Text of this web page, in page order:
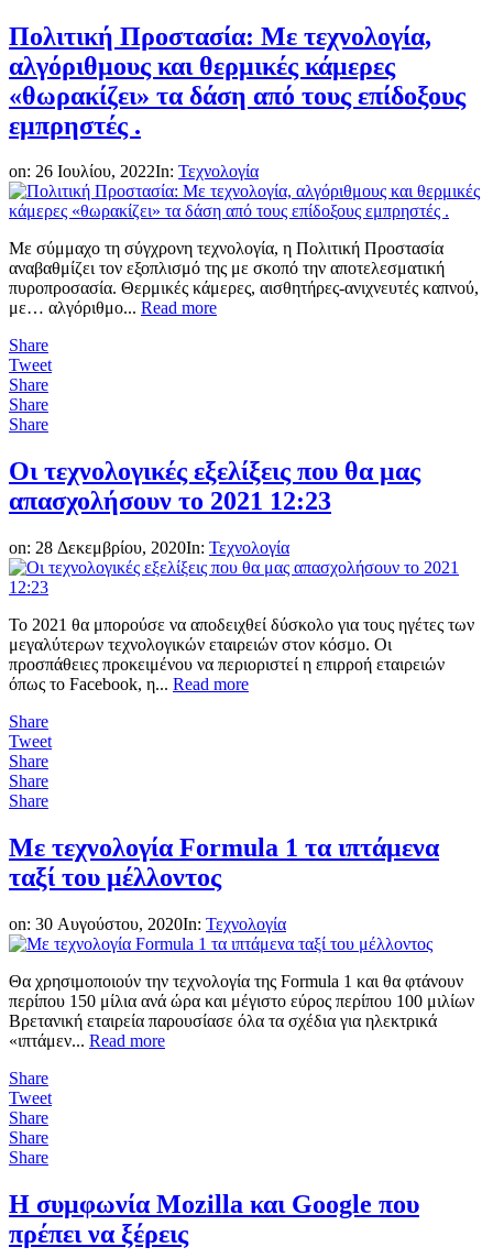
Πολιτική Προστασία: Με τεχνολογία,
αλγόριθμους και θερμικές κάμερες
«θωρακίζει» τα δάση από τους επίδοξους
εμπρηστές .
on: 26 Ιουλίου, 2022In: Τεχνολογία
Με σύμμαχο τη σύγχρονη τεχνολογία, η Πολιτική Προστασία
αναβαθμίζει τον εξοπλισμό της με σκοπό την αποτελεσματική
πυροπροσασία. Θερμικές κάμερες, αισθητήρες-ανιχνευτές καπνού,
με… αλγόριθμο... Read more
Share
Tweet
Share
Share
Share
Oι τεχνολογικές εξελίξεις που θα μας
απασχολήσουν το 2021 12:23
on: 28 Δεκεμβρίου, 2020In: Τεχνολογία
To 2021 θα μπορούσε να αποδειχθεί δύσκολο για τους ηγέτες των
μεγαλύτερων τεχνολογικών εταιρειών στον κόσμο. Οι
προσπάθειες προκειμένου να περιοριστεί η επιρροή εταιρειών
όπως το Facebook, η... Read more
Share
Tweet
Share
Share
Share
Με τεχνολογία Formula 1 τα ιπτάμενα
ταξί του μέλλοντος
on: 30 Αυγούστου, 2020In: Τεχνολογία
Θα χρησιμοποιούν την τεχνολογία της Formula 1 και θα φτάνουν
περίπου 150 μίλια ανά ώρα και μέγιστο εύρος περίπου 100 μιλίων
Βρετανική εταιρεία παρουσίασε όλα τα σχέδια για ηλεκτρικά
«ιπτάμεν... Read more
Share
Tweet
Share
Share
Share
Η συμφωνία Mozilla και Google που
πρέπει να ξέρεις